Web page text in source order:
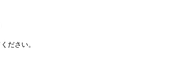
ださい。